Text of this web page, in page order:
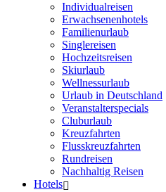
Individualreisen
Erwachsenenhotels
Familienurlaub
Singlereisen
Hochzeitsreisen
Skiurlaub
Wellnessurlaub
Urlaub in Deutschland
Veranstalterspecials
Cluburlaub
Kreuzfahrten
Flusskreuzfahrten
Rundreisen
Nachhaltig Reisen
Hotels